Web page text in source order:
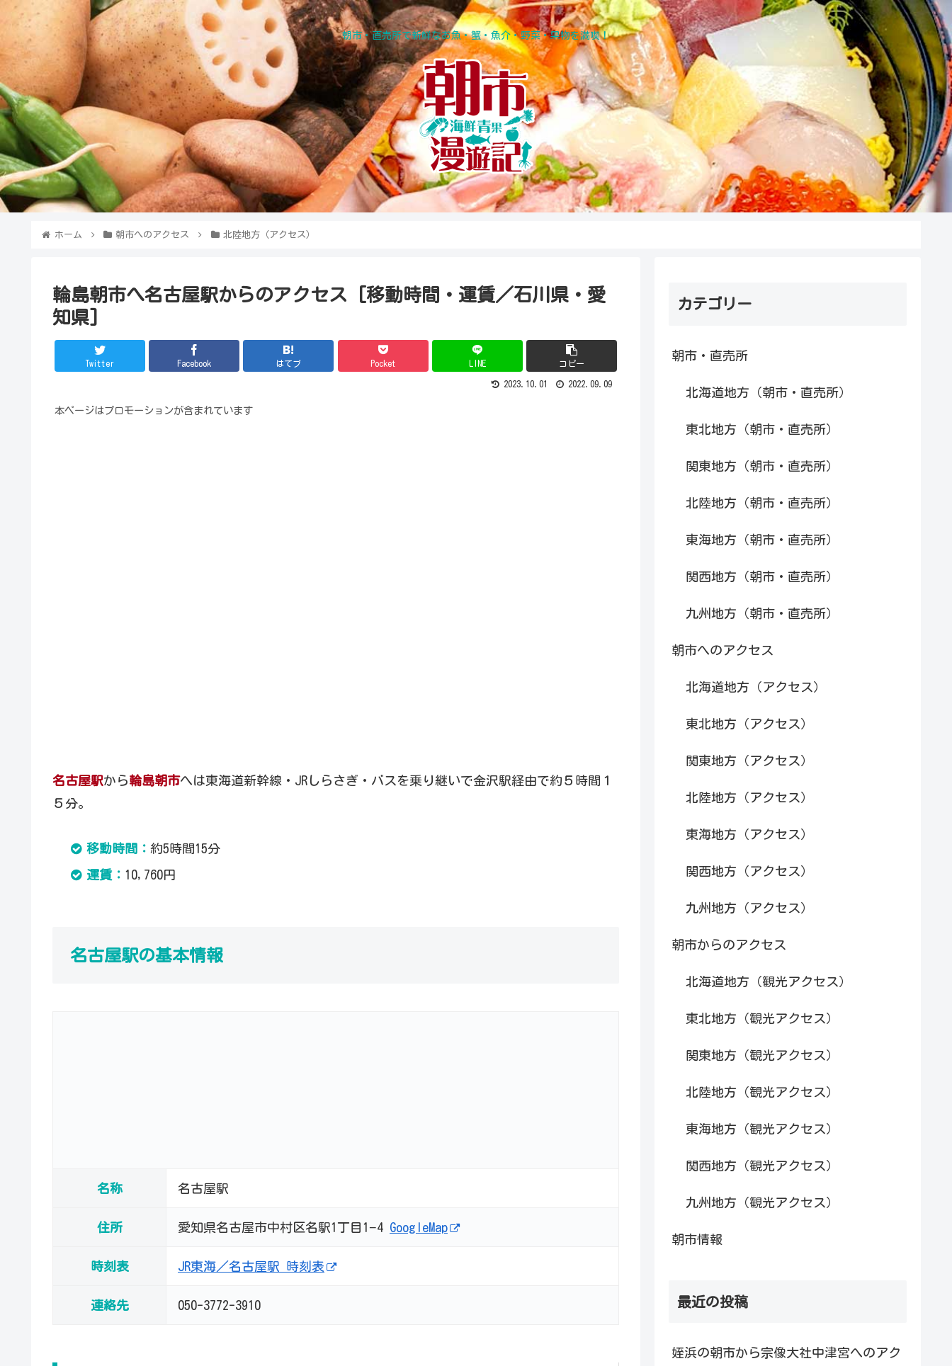
朝市・直売所で新鮮なお魚・蟹・魚介・野菜・果物を満喫！
ホーム 朝市へのアクセス 北陸地方（アクセス）
輪島朝市へ名古屋駅からのアクセス [移動時間・運賃／石川県・愛
知県]
Twitter Facebook はてブ Pocket LINE コピー
2023.10.01 2022.09.09
本ページはプロモーションが含まれています
名古屋駅から輪島朝市へは東海道新幹線・JRしらさぎ・バスを乗り継いで金沢駅経由で約５時間１
５分。
移動時間： 約5時間15分
運賃： 10,760円
名古屋駅の基本情報
名称 名古屋駅
住所 愛知県名古屋市中村区名駅1丁目1−4 GoogleMap
時刻表 JR東海／名古屋駅 時刻表
連絡先 050-3772-3910
カテゴリー
朝市・直売所
北海道地方（朝市・直売所）
東北地方（朝市・直売所）
関東地方（朝市・直売所）
北陸地方（朝市・直売所）
東海地方（朝市・直売所）
関西地方（朝市・直売所）
九州地方（朝市・直売所）
朝市へのアクセス
北海道地方（アクセス）
東北地方（アクセス）
関東地方（アクセス）
北陸地方（アクセス）
東海地方（アクセス）
関西地方（アクセス）
九州地方（アクセス）
朝市からのアクセス
北海道地方（観光アクセス）
東北地方（観光アクセス）
関東地方（観光アクセス）
北陸地方（観光アクセス）
東海地方（観光アクセス）
関西地方（観光アクセス）
九州地方（観光アクセス）
朝市情報
最近の投稿
姪浜の朝市から宗像大社中津宮へのアク